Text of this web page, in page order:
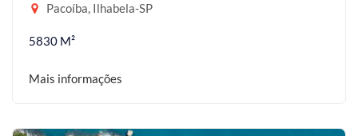
Pacoíba, Ilhabela-SP
5830 M²
Mais informações